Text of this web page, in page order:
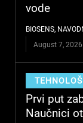
vode
BIOSENS,
August 7, 2026
Prvi put
Naučnici